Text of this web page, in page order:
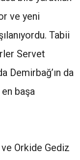
ve yeni
Tabii
Servet
Demirbağ’ın da
en başa
Orkide Gediz